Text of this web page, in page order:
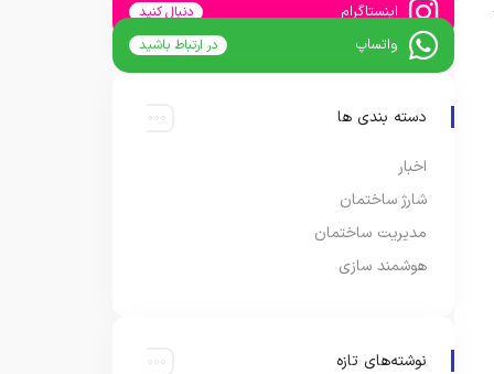
اینستاگرام دنبال کنید
واتساپ در ارتباط باشید
دسته بندی ها
اخبار
شارژ ساختمان
مدیریت ساختمان
هوشمند سازی
نوشته‌های تازه